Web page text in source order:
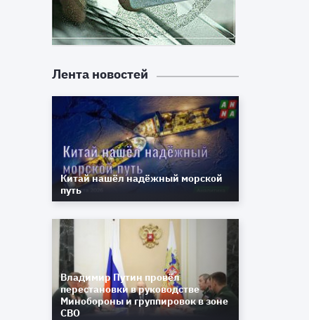
Лента новостей
Китай нашёл надёжный морской
путь
Владимир Путин провёл
перестановки в руководстве
Минобороны и группировок в зоне
СВО